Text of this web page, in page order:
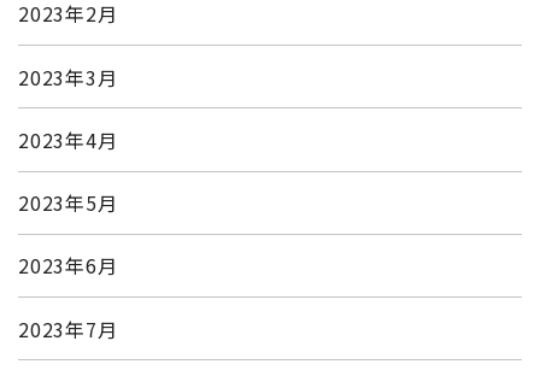
2023年2月
2023年3月
2023年4月
2023年5月
2023年6月
2023年7月